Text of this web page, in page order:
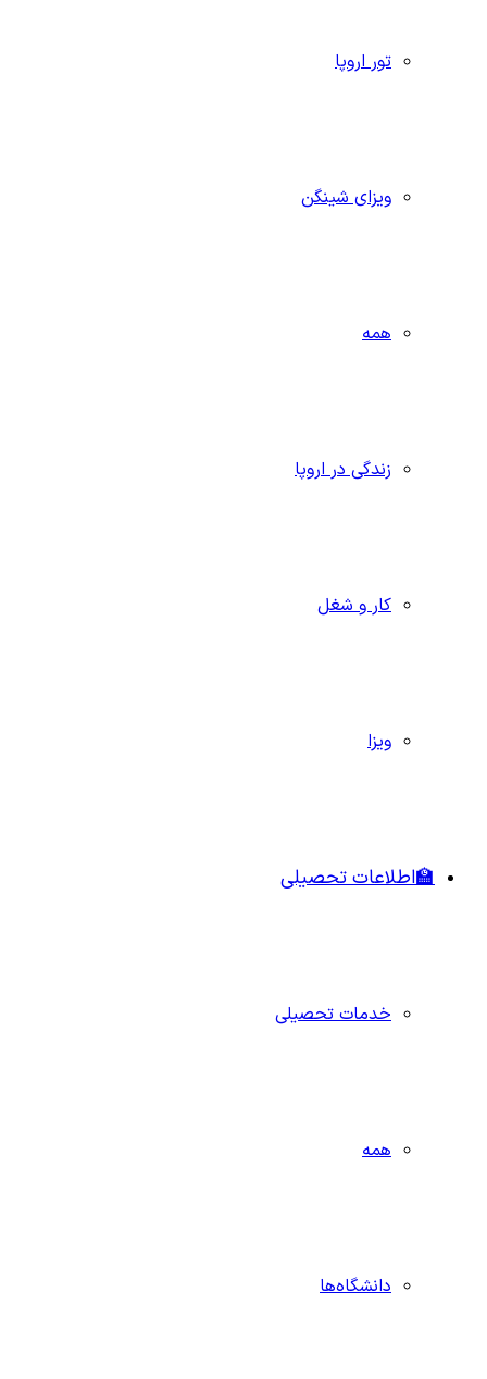
تور اروپا
ویزای شینگن
همه
زندگی در اروپا
کار و شغل
ویزا
🏫اطلاعات تحصیلی
خدمات تحصیلی
همه
دانشگاه‌ها